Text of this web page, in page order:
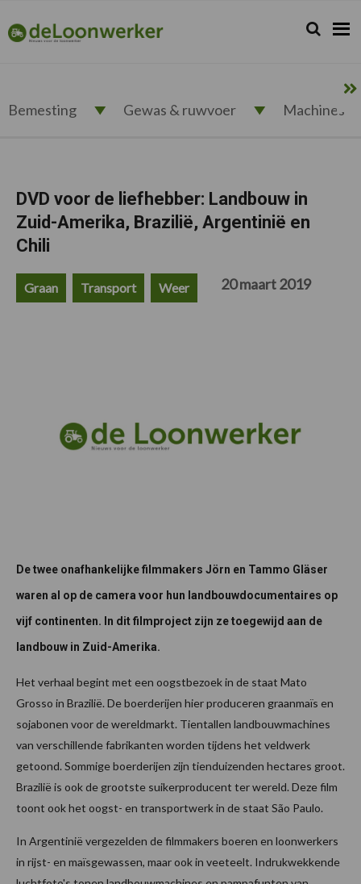
de
hoofdnavigatie
de
hoofd
de
eerste
de
voettekst
deloonwerker.nl Zoeken...
Zoek
Bemesting Gewas & ruwvoer Machines
DVD voor de liefhebber: Landbouw in
Zuid-Amerika, Brazilië, Argentinië en
Chili
Graan Transport Weer 20 maart 2019
De twee onafhankelijke filmmakers Jörn en Tammo Gläser
waren al op de camera voor hun landbouwdocumentaires op
vijf continenten. In dit filmproject zijn ze toegewijd aan de
landbouw in Zuid-Amerika.
Het verhaal begint met een oogstbezoek in de staat Mato
Grosso in Brazilië. De boerderijen hier produceren graanmaïs en
sojabonen voor de wereldmarkt. Tientallen landbouwmachines
van verschillende fabrikanten worden tijdens het veldwerk
getoond. Sommige boerderijen zijn tienduizenden hectares groot.
Brazilië is ook de grootste suikerproducent ter wereld. Deze film
toont ook het oogst- en transportwerk in de staat São Paulo.
In Argentinië vergezelden de filmmakers boeren en loonwerkers
in rijst- en maïsgewassen, maar ook in veeteelt. Indrukwekkende